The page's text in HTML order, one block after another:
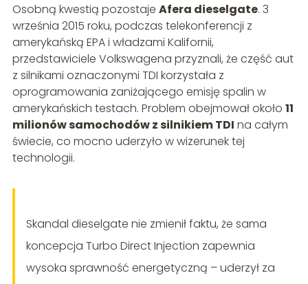
Osobną kwestią pozostaje Afera dieselgate. 3
września 2015 roku, podczas telekonferencji z
amerykańską EPAi władzami Kalifornii,
przedstawiciele Volkswagena przyznali, że część aut
z silnikami oznaczonymi TDI korzystała z
oprogramowania zaniżającego emisję spalin w
amerykańskich testach. Problem obejmował około 11
milionów samochodów z silnikiem TDI na całym
świecie, co mocno uderzyło w wizerunek tej
technologii.
Skandal dieselgate nie zmienił faktu, że sama
koncepcja Turbo Direct Injection zapewnia
wysoka sprawność energetyczną – uderzył za